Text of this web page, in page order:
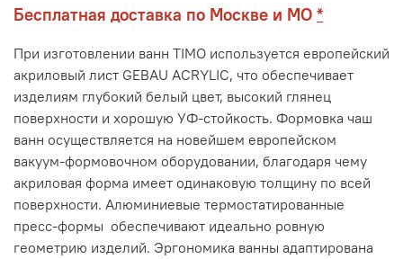
Бесплатная доставка по Москве и МО *
При изготовлении ванн TIMO используется европейский
акриловый лист GEBAU ACRYLIC, что обеспечивает
изделиям глубокий белый цвет, высокий глянец
поверхности и хорошую УФ-стойкость. Формовка чаш
ванн осуществляется на новейшем европейском
вакуум-формовочном оборудовании, благодаря чему
акриловая форма имеет одинаковую толщину по всей
поверхности. Алюминиевые термостатированные
пресс-формы обеспечивают идеально ровную
геометрию изделий. Эргономика ванны адаптирована